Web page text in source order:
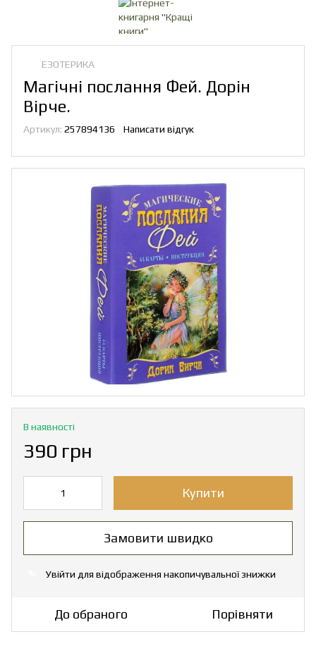
ЕЗОТЕРИКА
Магічні послання Фей. Дорін
Вірче.
Артикул: 257894136 Написати відгук
В наявності
390 грн
Купити
Замовити швидко
Увійти для відображення накопичувальної знижки
До обраного Порівняти